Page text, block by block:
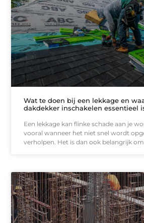
Wat te doen bij een lekkage en
dakdekker inschakelen essentieel
Een lekkage kan flinke schade aan je
vooral wanneer het niet snel wordt
verholpen. Het is dan ook belangrijk